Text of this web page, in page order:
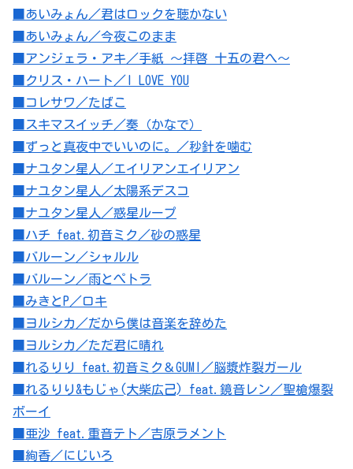
■あいみょん／君はロックを聴かない
■あいみょん／今夜このまま
■アンジェラ・アキ／手紙 ～拝啓 十五の君へ～
■クリス・ハート／I LOVE YOU
■コレサワ／たばこ
■スキマスイッチ／奏（かなで）
■ずっと真夜中でいいのに。／秒針を噛む
■ナユタン星人／エイリアンエイリアン
■ナユタン星人／太陽系デスコ
■ナユタン星人／惑星ループ
■ハチ feat.初音ミク／砂の惑星
■バルーン／シャルル
■バルーン／雨とぺトラ
■みきとP／ロキ
■ヨルシカ／だから僕は音楽を辞めた
■ヨルシカ／ただ君に晴れ
■れるりり feat.初音ミク＆GUMI／脳漿炸裂ガール
■れるりり&もじゃ(大柴広己) feat.鏡音レン／聖槍爆裂
ボーイ
■亜沙 feat.重音テト／吉原ラメント
■絢香／にじいろ